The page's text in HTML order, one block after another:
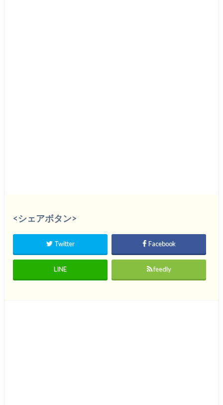
<シェアボタン>
Twitter Facebook
LINE feedly